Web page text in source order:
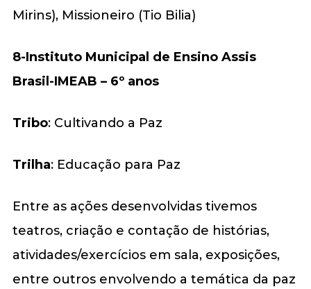
Mirins), Missioneiro (Tio Bilia)
8-Instituto Municipal de Ensino Assis
Brasil-IMEAB – 6º anos
Tribo: Cultivando a Paz
Trilha: Educação para Paz
Entre as ações desenvolvidas tivemos
teatros, criação e contação de histórias,
atividades/exercícios em sala, exposições,
entre outros envolvendo a temática da paz